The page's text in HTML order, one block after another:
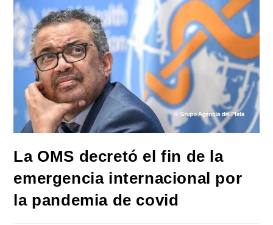
La OMS decretó el fin de la
emergencia internacional por
la pandemia de covid